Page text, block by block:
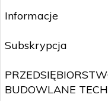
Informacje
Subskrypcja
BUDOWLANE